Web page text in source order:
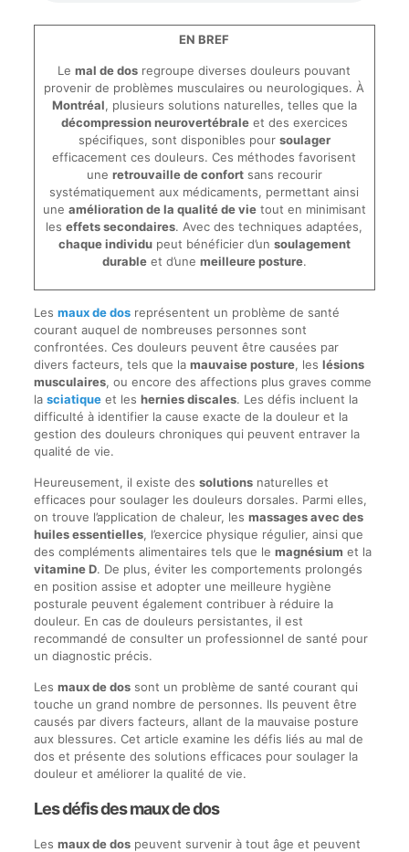
EN BREF
Lemal de dos regroupe diverses douleurs pouvant
provenir de problèmes musculaires ou neurologiques. À
Montréal, plusieurs solutions naturelles, telles que la
décompression neurovertébraleet des exercices
spécifiques, sont disponibles pour soulager
efficacement ces douleurs. Ces méthodes favorisent
une retrouvaille de confortsans recourir
systématiquement aux médicaments, permettant ainsi
une amélioration de la qualité de vietout en minimisant
leseffets secondaires. Avec des techniques adaptées,
chaque individupeut bénéficier d’un soulagement
durableet d’une meilleure posture.
Les maux de dosreprésentent un problème de santé
courant auquel de nombreuses personnes sont
confrontées. Ces douleurs peuvent être causées par
divers facteurs, tels que la mauvaise posture, les lésions
musculaires, ou encore des affections plus graves comme
la sciatiqueet les hernies discales. Les défis incluent la
difficulté à identifier la cause exacte de la douleur et la
gestion des douleurs chroniques qui peuvent entraver la
qualité de vie.
Heureusement, il existe des solutionsnaturelles et
efficaces pour soulager les douleurs dorsales. Parmi elles,
on trouve l’application de chaleur, les massages avec des
huiles essentielles, l’exercice physique régulier, ainsi que
des compléments alimentaires tels que le magnésium et la
vitamine D. De plus, éviter les comportements prolongés
en position assise et adopter une meilleure hygiène
posturale peuvent également contribuer à réduire la
douleur. En cas de douleurs persistantes, il est
recommandé de consulter un professionnel de santé pour
un diagnostic précis.
Les maux de dossont un problème de santé courant qui
touche un grand nombre de personnes. Ils peuvent être
causés par divers facteurs, allant de la mauvaise posture
aux blessures. Cet article examine les défis liés au mal de
dos et présente des solutions efficaces pour soulager la
douleur et améliorer la qualité de vie.
Les défis des maux de dos
Les maux de dospeuvent survenir à tout âge et peuvent